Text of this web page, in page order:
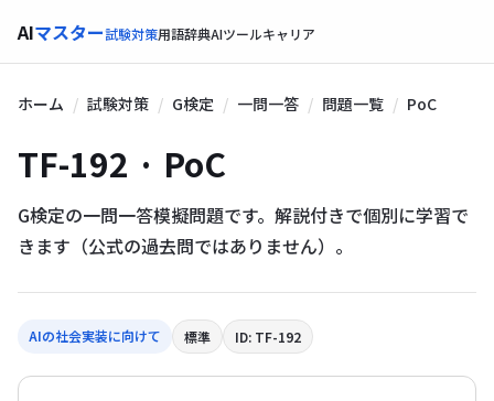
AIマスター試験対策用語辞典AIツールキャリア
ホーム 試験対策 G検定 一問一答 問題一覧 PoC
TF-192 · PoC
G検定の一問一答模擬問題です。解説付きで個別に学習で
きます（公式の過去問ではありません）。
AIの社会実装に向けて 標準 ID: TF-192